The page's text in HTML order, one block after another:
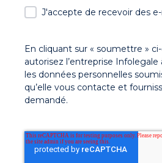
J'accepte de recevoir des
En cliquant sur « soumettre »
autorisez l’entreprise
les données personnelles
qu’elle vous contacte et
demandé.